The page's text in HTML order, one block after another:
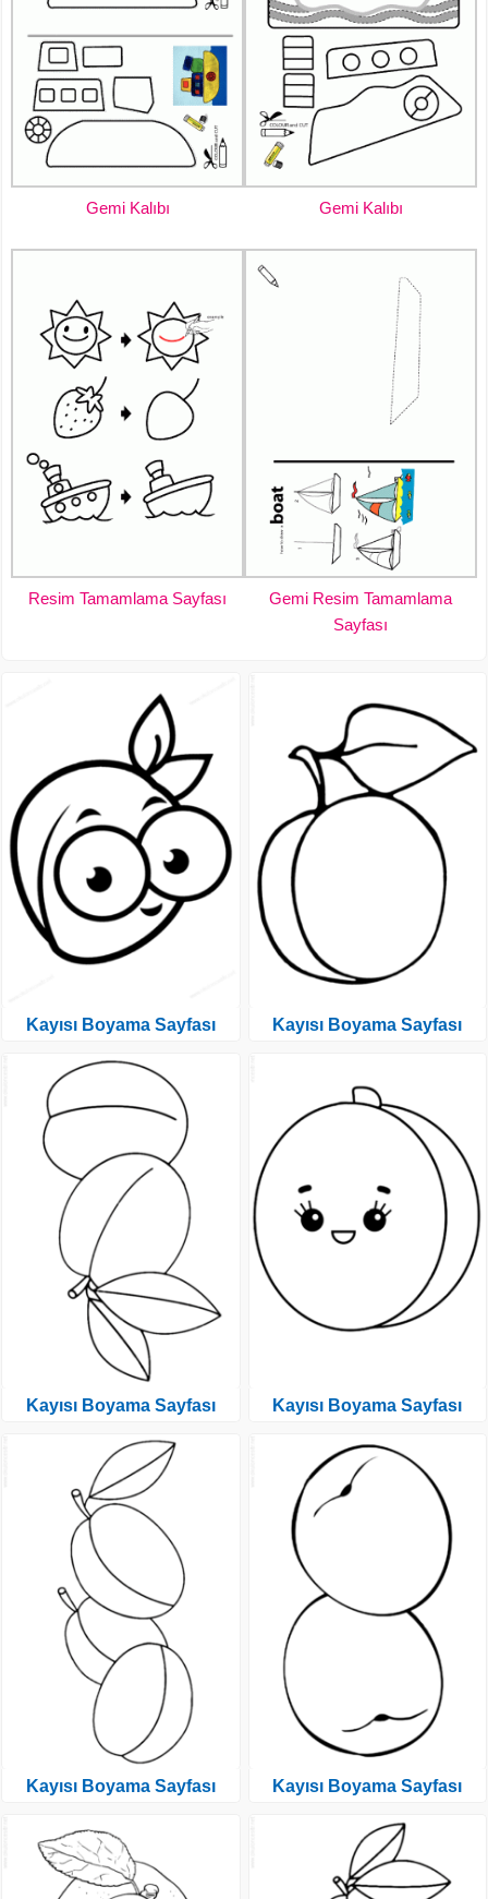
Gemi Kalıbı Gemi Kalıbı
Resim Tamamlama Sayfası
Gemi Resim Tamamlama
Sayfası
Kayısı Boyama Sayfası
Kayısı Boyama Sayfası
Kayısı Boyama Sayfası
Kayısı Boyama Sayfası
Kayısı Boyama Sayfası
Kayısı Boyama Sayfası